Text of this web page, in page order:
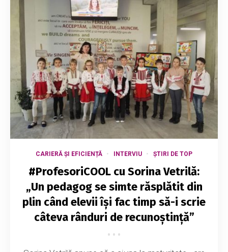
CARIERĂ ȘI EFICIENȚĂ INTERVIU ȘTIRI DE TOP
#ProfesoriCOOL cu Sorina Vetrilă:
„Un pedagog se simte răsplătit din
plin când elevii își fac timp să-i scrie
câteva rânduri de recunoștință”